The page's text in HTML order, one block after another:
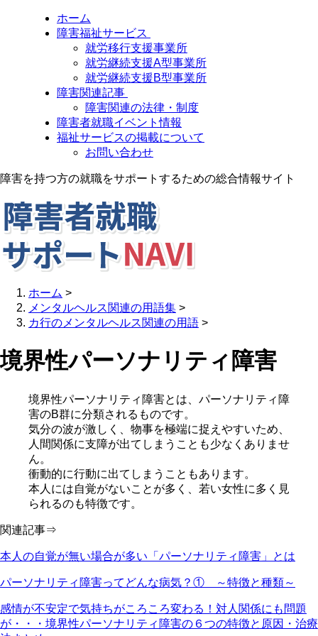
ホーム
障害福祉サービス
就労移行支援事業所
就労継続支援A型事業所
就労継続支援B型事業所
障害関連記事
障害関連の法律・制度
障害者就職イベント情報
福祉サービスの掲載について
お問い合わせ
障害を持つ方の就職をサポートするための総合情報サイト
ホーム >
メンタルヘルス関連の用語集 >
カ行のメンタルヘルス関連の用語 >
境界性パーソナリティ障害
境界性パーソナリティ障害とは、パーソナリティ障
害のB群に分類されるものです。
気分の波が激しく、物事を極端に捉えやすいため、
人間関係に支障が出てしまうことも少なくありませ
ん。
衝動的に行動に出てしまうこともあります。
本人には自覚がないことが多く、若い女性に多く見
られるのも特徴です。
関連記事⇒
本人の自覚が無い場合が多い「パーソナリティ障害」とは
パーソナリティ障害ってどんな病気？① ～特徴と種類～
感情が不安定で気持ちがころころ変わる！対人関係にも問題
が・・・境界性パーソナリティ障害の６つの特徴と原因・治療